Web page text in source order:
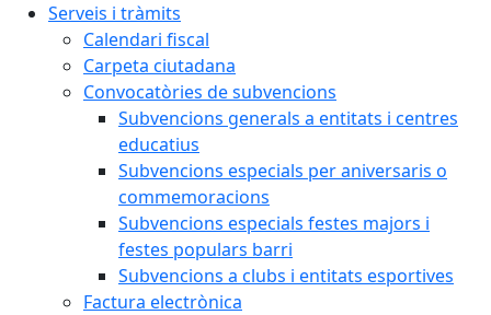
Serveis i tràmits
Calendari fiscal
Carpeta ciutadana
Convocatòries de subvencions
Subvencions generals a entitats i centres
educatius
Subvencions especials per aniversaris o
commemoracions
Subvencions especials festes majors i
festes populars barri
Subvencions a clubs i entitats esportives
Factura electrònica